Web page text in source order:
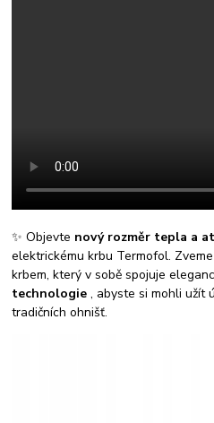
✨ Objevte nový rozměr tepla a
elektrickému krbu Termofol.
krbem, který v sobě spojuje
technologie , abyste si mohli užít
tradičních ohnišť.